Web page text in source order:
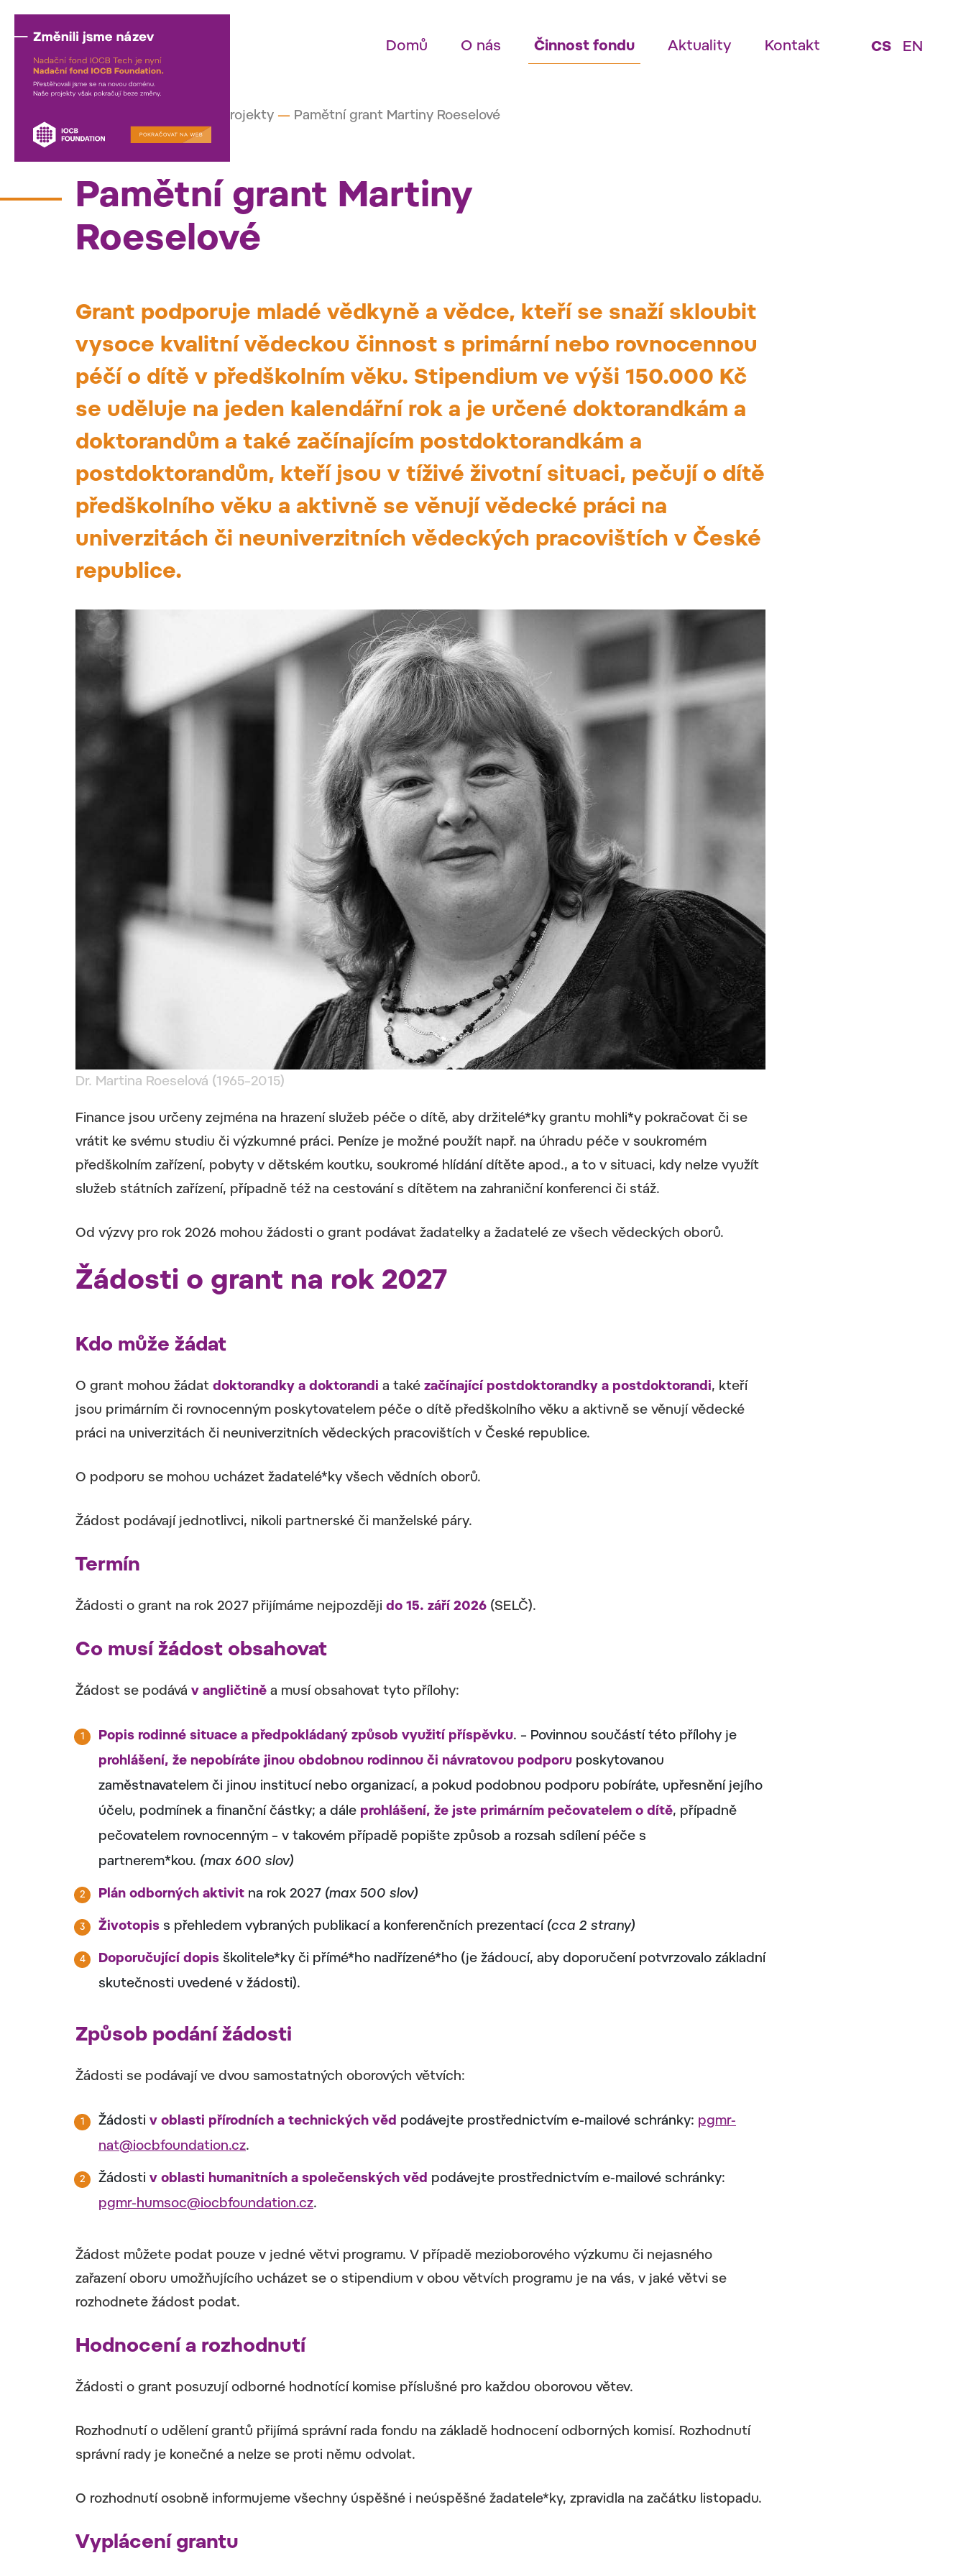
Domů O nás Činnost fondu Aktuality Kontakt CS EN
Naše projekty — Pamětní grant Martiny Roeselové
Pamětní grant Martiny
Roeselové
Grant podporuje mladé vědkyně a vědce, kteří se snaží skloubit
vysoce kvalitní vědeckou činnost s primární nebo rovnocennou
péčí o dítě v předškolním věku. Stipendium ve výši 150.000 Kč
se uděluje na jeden kalendářní rok a je určené doktorandkám a
doktorandům a také začínajícím postdoktorandkám a
postdoktorandům, kteří jsou v tíživé životní situaci, pečují o dítě
předškolního věku a aktivně se věnují vědecké práci na
univerzitách či neuniverzitních vědeckých pracovištích v České
republice.
Dr. Martina Roeselová (1965–2015)
Finance jsou určeny zejména na hrazení služeb péče o dítě, aby držitelé*ky grantu mohli*y pokračovat či se
vrátit ke svému studiu či výzkumné práci. Peníze je možné použít např. na úhradu péče v soukromém
předškolním zařízení, pobyty v dětském koutku, soukromé hlídání dítěte apod., a to v situaci, kdy nelze využít
služeb státních zařízení, případně též na cestování s dítětem na zahraniční konferenci či stáž.
Od výzvy pro rok 2026 mohou žádosti o grant podávat žadatelky a žadatelé ze všech vědeckých oborů.
Žádosti o grant na rok 2027
Kdo může žádat
O grant mohou žádat doktorandky a doktorandi a také začínající postdoktorandky a postdoktorandi, kteří
jsou primárním či rovnocenným poskytovatelem péče o dítě předškolního věku a aktivně se věnují vědecké
práci na univerzitách či neuniverzitních vědeckých pracovištích v České republice.
O podporu se mohou ucházet žadatelé*ky všech vědních oborů.
Žádost podávají jednotlivci, nikoli partnerské či manželské páry.
Termín
Žádosti o grant na rok 2027 přijímáme nejpozději do 15. září 2026 (SELČ).
Co musí žádost obsahovat
Žádost se podává v angličtině a musí obsahovat tyto přílohy:
Popis rodinné situace a předpokládaný způsob využití příspěvku. – Povinnou součástí této přílohy je
prohlášení, že nepobíráte jinou obdobnou rodinnou či návratovou podporu poskytovanou
zaměstnavatelem či jinou institucí nebo organizací, a pokud podobnou podporu pobíráte, upřesnění jejího
účelu, podmínek a finanční částky; a dále prohlášení, že jste primárním pečovatelem o dítě, případně
pečovatelem rovnocenným – v takovém případě popište způsob a rozsah sdílení péče s
partnerem*kou. (max 600 slov)
Plán odborných aktivit na rok 2027 (max 500 slov)
Životopis s přehledem vybraných publikací a konferenčních prezentací (cca 2 strany)
Doporučující dopis školitele*ky či přímé*ho nadřízené*ho (je žádoucí, aby doporučení potvrzovalo základní
skutečnosti uvedené v žádosti).
Způsob podání žádosti
Žádosti se podávají ve dvou samostatných oborových větvích:
Žádosti v oblasti přírodních a technických věd podávejte prostřednictvím e-mailové schránky: pgmr-
nat@iocbfoundation.cz.
Žádosti v oblasti humanitních a společenských věd podávejte prostřednictvím e-mailové schránky:
pgmr-humsoc@iocbfoundation.cz.
Žádost můžete podat pouze v jedné větvi programu. V případě mezioborového výzkumu či nejasného
zařazení oboru umožňujícího ucházet se o stipendium v obou větvích programu je na vás, v jaké větvi se
rozhodnete žádost podat.
Hodnocení a rozhodnutí
Žádosti o grant posuzují odborné hodnotící komise příslušné pro každou oborovou větev.
Rozhodnutí o udělení grantů přijímá správní rada fondu na základě hodnocení odborných komisí. Rozhodnutí
správní rady je konečné a nelze se proti němu odvolat.
O rozhodnutí osobně informujeme všechny úspěšné i neúspěšné žadatele*ky, zpravidla na začátku listopadu.
Vyplácení grantu